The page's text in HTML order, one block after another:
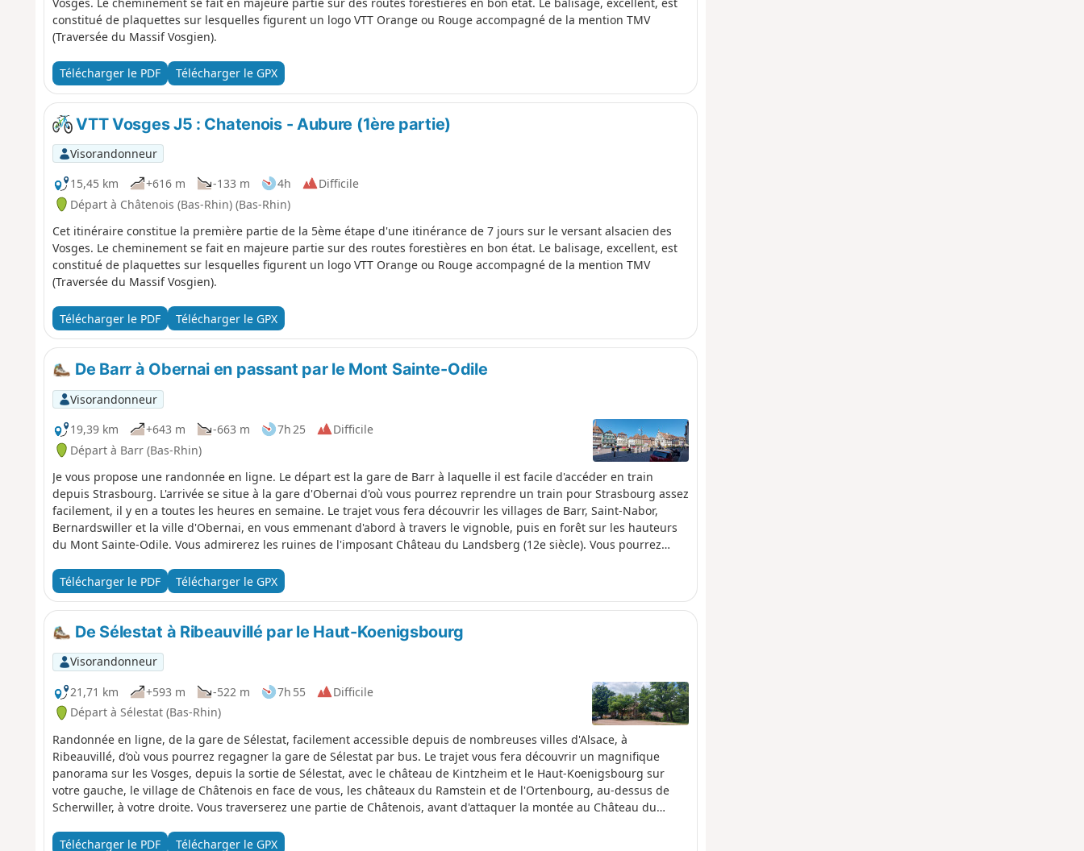
constitué de plaquettes sur lesquelles figurent un logo VTT Orange ou Rouge accompagné de la mention TMV
(Traversée du Massif Vosgien).
Télécharger le PDF Télécharger le GPX
VTT Vosges J5 : Chatenois - Aubure (1ère partie)
Visorandonneur
15,45 km
+616 m -133 m 4h
Difficile
Départ à Châtenois (Bas-Rhin) (Bas-Rhin)
Cet itinéraire constitue la première partie de la 5ème étape d'une itinérance de 7 jours sur le versant alsacien des
Vosges. Le cheminement se fait en majeure partie sur des routes forestières en bon état. Le balisage, excellent, est
constitué de plaquettes sur lesquelles figurent un logo VTT Orange ou Rouge accompagné de la mention TMV
(Traversée du Massif Vosgien).
Télécharger le PDF Télécharger le GPX
De Barr à Obernai en passant par le Mont Sainte-Odile
Visorandonneur
19,39 km
+643 m -663 m 7h 25
Difficile
Départ à Barr (Bas-Rhin)
Je vous propose une randonnée en ligne. Le départ est la gare de Barr à laquelle il est facile d'accéder en train
depuis Strasbourg. L'arrivée se situe à la gare d'Obernai d'où vous pourrez reprendre un train pour Strasbourg assez
facilement, il y en a toutes les heures en semaine. Le trajet vous fera découvrir les villages de Barr, Saint-Nabor,
Bernardswiller et la ville d'Obernai, en vous emmenant d'abord à travers le vignoble, puis en forêt sur les hauteurs
du Mont Sainte-Odile. Vous admirerez les ruines de l'imposant Château du Landsberg (12e siècle). Vous pourrez
l'Abbaye de Niedermunster en contrebas. Bonnes découvertes !
Télécharger le PDF Télécharger le GPX
De Sélestat à Ribeauvillé par le Haut-Koenigsbourg
Visorandonneur
21,71 km
+593 m -522 m 7h 55
Difficile
Départ à Sélestat (Bas-Rhin)
Randonnée en ligne, de la gare de Sélestat, facilement accessible depuis de nombreuses villes d'Alsace, à
Ribeauvillé, d’où vous pourrez regagner la gare de Sélestat par bus. Le trajet vous fera découvrir un magnifique
panorama sur les Vosges, depuis la sortie de Sélestat, avec le château de Kintzheim et le Haut-Koenigsbourg sur
votre gauche, le village de Châtenois en face de vous, les châteaux du Ramstein et de l'Ortenbourg, au-dessus de
Scherwiller, à votre droite. Vous traverserez une partie de Châtenois, avant d'attaquer la montée au Château du
Bergheim, charmant village fortifié du piémont des Vosges, et Ribeauvillé, votre destination.
Télécharger le PDF Télécharger le GPX